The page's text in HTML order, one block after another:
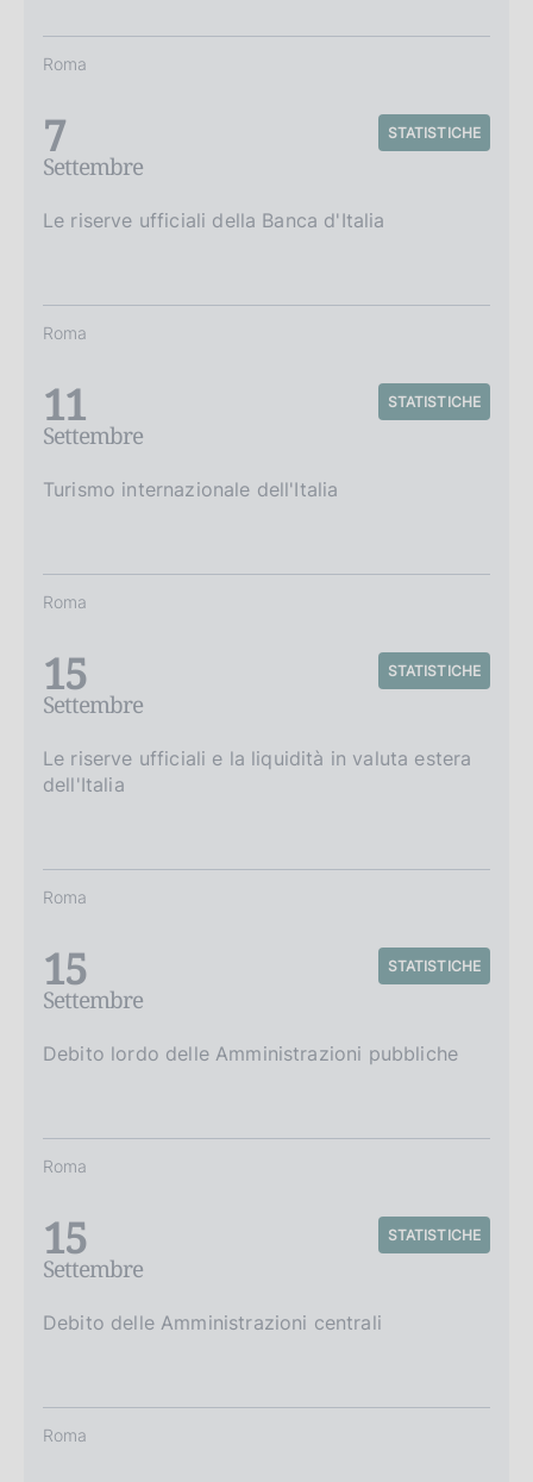
Roma
7
Settembre
STATISTICHE
Le riserve ufficiali della Banca d'Italia
Roma
11
Settembre
STATISTICHE
Turismo internazionale dell'Italia
Roma
15
Settembre
STATISTICHE
Le riserve ufficiali e la liquidità in valuta estera
dell'Italia
Roma
15
Settembre
STATISTICHE
Debito lordo delle Amministrazioni pubbliche
Roma
15
Settembre
STATISTICHE
Debito delle Amministrazioni centrali
Roma